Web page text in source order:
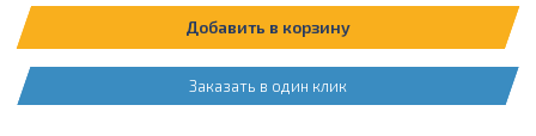
Добавить в корзину
Заказать в один клик